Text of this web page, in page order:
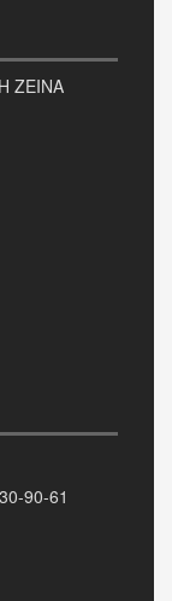
ZEINA
90-61